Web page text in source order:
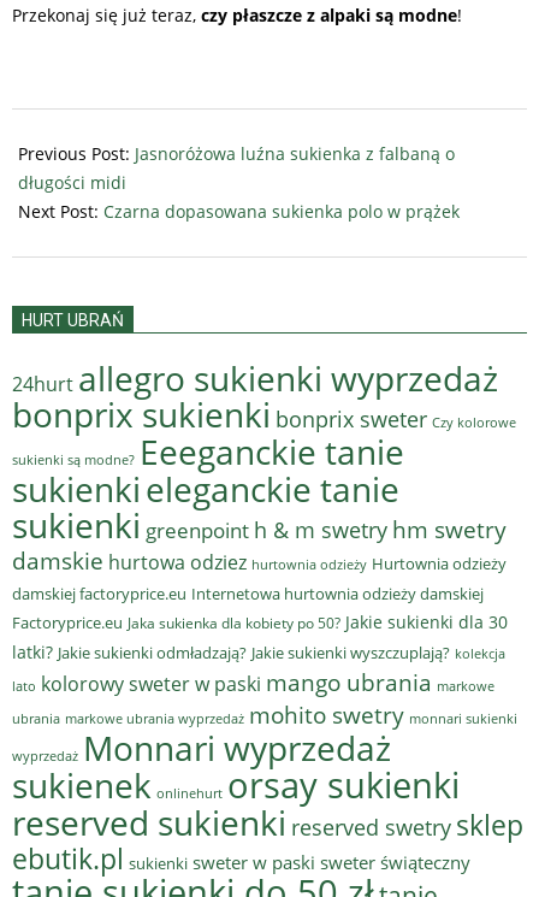
Przekonaj się już teraz, czy płaszcze z alpaki są modne!
09-
10
Previous Post: Jasnoróżowa luźna sukienka z falbaną o
długości midi
Next Post: Czarna dopasowana sukienka polo w prążek
HURT UBRAŃ
24hurt allegro sukienki wyprzedaż
bonprix sukienki bonprix sweter Czy kolorowe
sukienki są modne? Eeeganckie tanie
sukienkieleganckie tanie
sukienki greenpoint h & m swetry hm swetry
damskie hurtowa odziez hurtownia odzieży Hurtownia odzieży
damskiej factoryprice.eu Internetowa hurtownia odzieży damskiej
Factoryprice.eu Jaka sukienka dla kobiety po 50? Jakie sukienki dla 30
latki? Jakie sukienki odmładzają? Jakie sukienki wyszczuplają? kolekcja
lato kolorowy sweter w paski mango ubrania markowe
ubrania markowe ubrania wyprzedaż mohito swetry monnari sukienki
wyprzedaż Monnari wyprzedaż
sukienek onlinehurt orsay sukienki
reserved sukienki reserved swetry sklep
ebutik.pl sukienki sweter w paski sweter świąteczny